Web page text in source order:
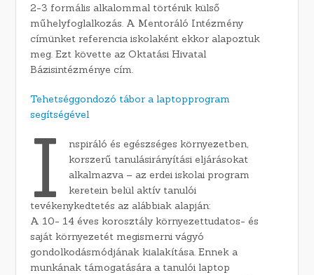
2-3 formális alkalommal történik külső
műhelyfoglalkozás. A Mentoráló Intézmény
címünket referencia iskolaként ekkor alapoztuk
meg. Ezt követte az Oktatási Hivatal
Bázisintézménye cím.
Tehetséggondozó tábor a laptopprogram
segítségével
I
nspiráló és egészséges környezetben,
korszerű tanulásirányítási eljárásokat
alkalmazva – az erdei iskolai program
keretein belül aktív tanulói
tevékenykedtetés az alábbiak alapján:
A 10- 14 éves korosztály környezettudatos- és
saját környezetét megismerni vágyó
gondolkodásmódjának kialakítása. Ennek a
munkának támogatására a tanulói laptop